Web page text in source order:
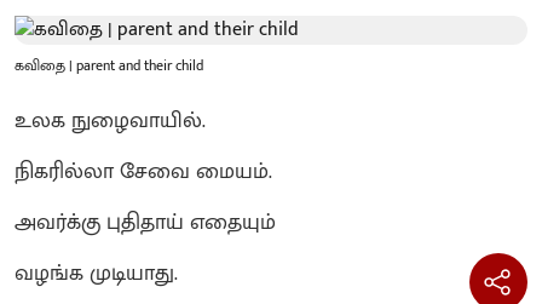
கவிதை | parent and their child
உலக நுழைவாயில்.
நிகரில்லா சேவை மையம்.
அவர்க்கு புதிதாய் எதையும்
வழங்க முடியாது.